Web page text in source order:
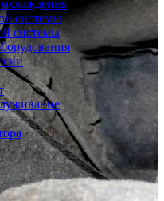
системы
системы